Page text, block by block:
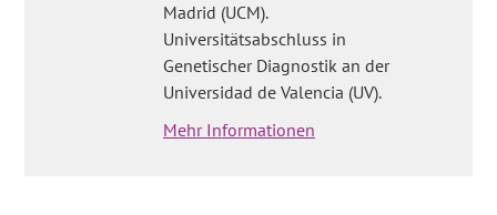
Madrid (UCM).
Universitätsabschluss in
Genetischer Diagnostik an der
Universidad de Valencia (UV).
Mehr Informationen